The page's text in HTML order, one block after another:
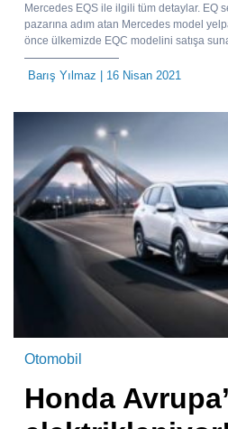
Mercedes EQS ile ilgili tüm detaylar. EQ
pazarına adım atan Mercedes model
önce ülkemizde EQC modelini satışa
Barış Yılmaz | 16 Nisan 2021
Otomobil
Honda